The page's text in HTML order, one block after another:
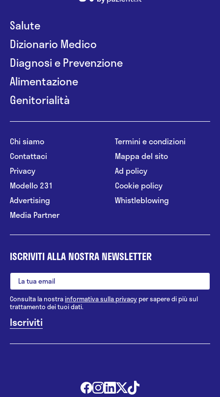
Salute
Dizionario Medico
Diagnosi e Prevenzione
Alimentazione
Genitorialità
Chi siamo
Contattaci
Privacy
Modello 231
Advertising
Media Partner
Termini e condizioni
Mappa del sito
Ad policy
Cookie policy
Whistleblowing
ISCRIVITI ALLA NOSTRA NEWSLETTER
Consulta la nostrainformativa sulla privacy per sapere di più sul
trattamento dei tuoi dati.